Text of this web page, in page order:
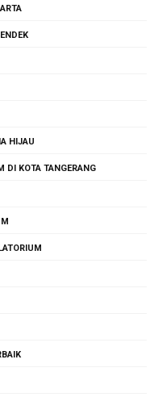
HIJAU
DI KOTA TANGERANG